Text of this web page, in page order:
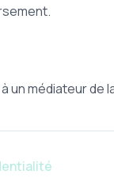
un médiateur